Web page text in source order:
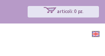
articoli: 0 pz.